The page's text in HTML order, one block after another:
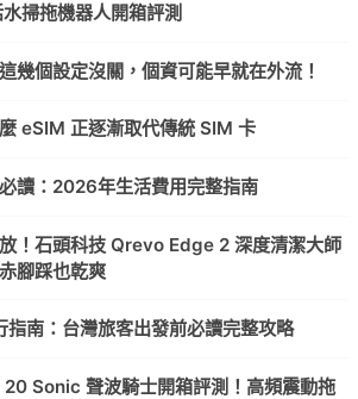
掃拖機器人開箱評測
幾個設定沒關，個資可能早就在外流！
eSIM 正逐漸取代傳統 SIM 卡
讀：2026年生活費用完整指南
！石頭科技 Qrevo Edge 2 深度清潔大師
腳踩也乾爽
南：台灣旅客出發前必讀完整攻略
Sonic 聲波騎士開箱評測！高頻震動拖